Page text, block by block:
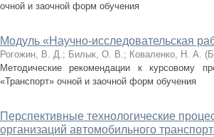
очной и заочной форм обучения
Модуль «Научно-исследовательская
Рогожин, В. Д.; Билык, О. В.; Коваленко, Н. А. (
Методические рекомендации к курсовому
«Транспорт» очной и заочной форм обучения
Перспективные технологические
организаций автомобильного